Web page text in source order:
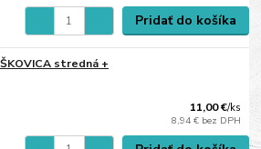
Pridať do košíka
stredná +
11,00 €/ks
8,94 € bez DPH